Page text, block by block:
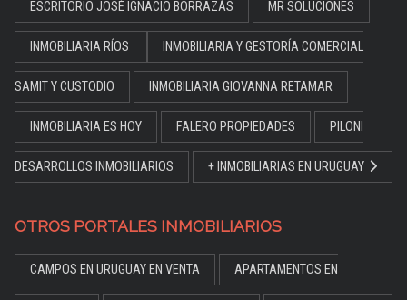
ESCRITORIO JOSÉ IGNACIO BORRAZÁS MR SOLUCIONES
INMOBILIARIA RÍOS INMOBILIARIA Y GESTORÍA COMERCIAL
SAMIT Y CUSTODIO INMOBILIARIA GIOVANNA RETAMAR
INMOBILIARIA ES HOY FALERO PROPIEDADES PILONI
DESARROLLOS INMOBILIARIOS + INMOBILIARIAS EN URUGUAY
OTROS PORTALES INMOBILIARIOS
CAMPOS EN URUGUAY EN VENTA APARTAMENTOS EN